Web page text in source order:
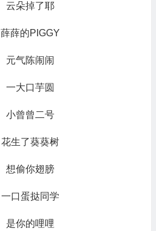
云朵掉了耶
薛薛的PIGGY
元气陈闹闹
一大口芋圆
小曾曾二号
花生了葵葵树
想偷你翅膀
一口蛋挞同学
是你的哩哩